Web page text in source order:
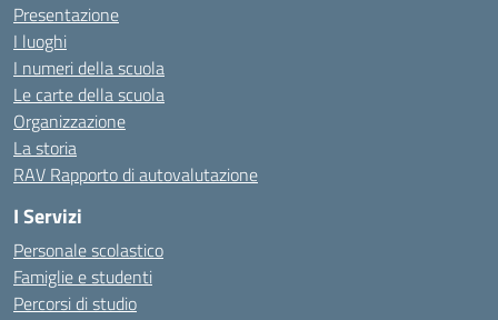
Presentazione
I luoghi
I numeri della scuola
Le carte della scuola
Organizzazione
La storia
RAV Rapporto di autovalutazione
I Servizi
Personale scolastico
Famiglie e studenti
Percorsi di studio